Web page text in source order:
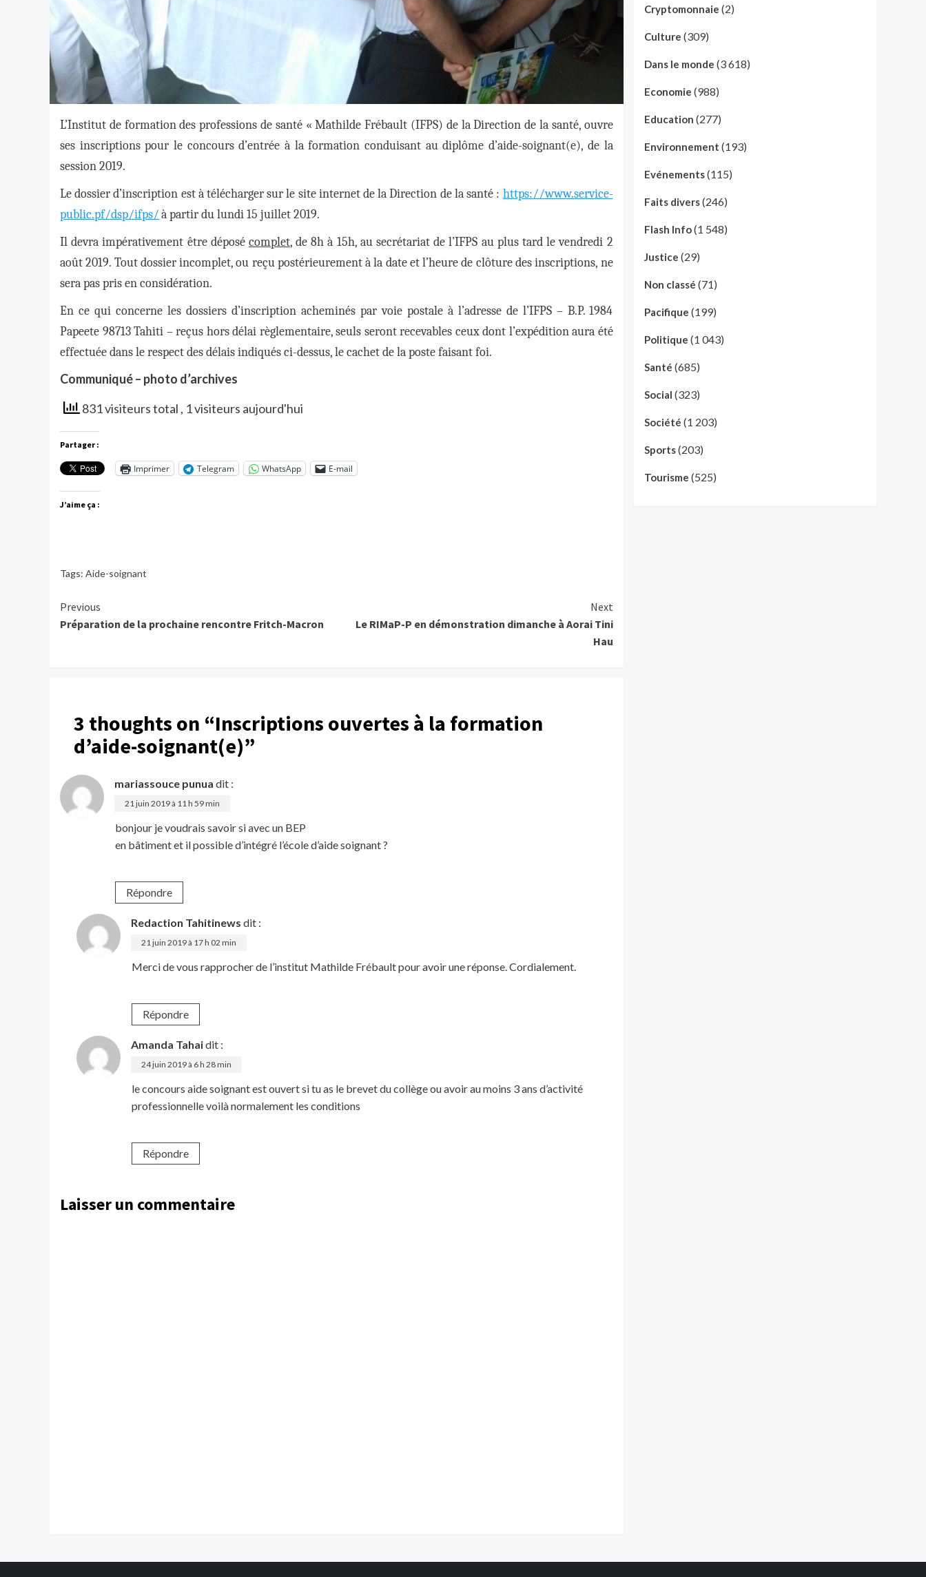
L’Institut de formation des professions de santé « Mathilde Frébault (IFPS) de la Direction de la santé, ouvre
ses inscriptions pour le concours d’entrée à la formation conduisant au diplôme d’aide-soignant(e), de la
session 2019.
Le dossier d’inscription est à télécharger sur le site internet de la Direction de la santé : https://www.service-
public.pf/dsp/ifps/à partir du lundi 15 juillet 2019.
Il devra impérativement être déposé complet, de 8h à 15h, au secrétariat de l’IFPS au plus tard le vendredi 2
août 2019. Tout dossier incomplet, ou reçu postérieurement à la date et l’heure de clôture des inscriptions, ne
sera pas pris en considération.
En ce qui concerne les dossiers d’inscription acheminés par voie postale à l’adresse de l’IFPS – B.P. 1984
Papeete 98713 Tahiti – reçus hors délai règlementaire, seuls seront recevables ceux dont l’expédition aura été
effectuée dans le respect des délais indiqués ci-dessus, le cachet de la poste faisant foi.
Communiqué – photo d’archives
831 visiteurs total , 1 visiteurs aujourd'hui
Partager :
Imprimer Telegram WhatsApp E-mail
J’aime ça :
Tags: Aide-soignant
Continue
Reading
Previous
Préparation de la prochaine rencontre Fritch-Macron
Next
Le RIMaP-P en démonstration dimanche à Aorai Tini
Hau
3 thoughts on “Inscriptions ouvertes à la formation
d’aide-soignant(e)”
mariassouce punua dit :
21 juin 2019 à 11 h 59 min
bonjour je voudrais savoir si avec un BEP
en bâtiment et il possible d’intégré l’école d’aide soignant ?
Répondre
Redaction Tahitinews dit :
21 juin 2019 à 17 h 02 min
Merci de vous rapprocher de l’institut Mathilde Frébault pour avoir une réponse. Cordialement.
Répondre
Amanda Tahaidit :
24 juin 2019 à 6 h 28 min
le concours aide soignant est ouvert si tu as le brevet du collège ou avoir au moins 3 ans d’activité
professionnelle voilà normalement les conditions
Répondre
Laisser un commentaire
Cryptomonnaie (2)
Culture (309)
Dans le monde (3 618)
Economie (988)
Education (277)
Environnement (193)
Evénements(115)
Faits divers(246)
Flash Info(1 548)
Justice (29)
Non classé (71)
Pacifique (199)
Politique (1 043)
Santé (685)
Social (323)
Société (1 203)
Sports(203)
Tourisme (525)